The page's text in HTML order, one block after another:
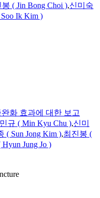
( Jin Bong Choi ),신미숙
Ik Kim )
화 효과에 대한 보고
규 ( Min Kyu Chu ),신미
( Sun Jong Kim ),최진봉 (
Jung Jo )